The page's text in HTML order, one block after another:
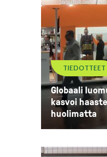
TIEDOTTEET
Globaali
kasvoi
huolimatta